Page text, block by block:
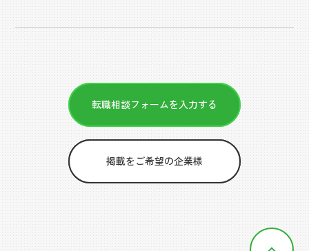
転職相談フォームを入力する
掲載をご希望の企業様